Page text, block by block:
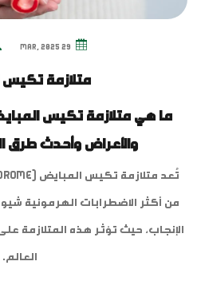
متلازمة
ما هي متلازمة تكيس
والأعراض وأحدث طرق
من أكثر الاضطرابات الهرمونية
الإنجاب، حيث تؤثر هذه المتلازمة
العالم.